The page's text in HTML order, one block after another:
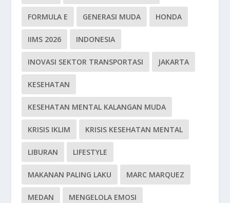
FORMULA E GENERASI MUDA HONDA
IIMS 2026 INDONESIA
INOVASI SEKTOR TRANSPORTASI JAKARTA
KESEHATAN
KESEHATAN MENTAL KALANGAN MUDA
KRISIS IKLIM KRISIS KESEHATAN MENTAL
LIBURAN LIFESTYLE
MAKANAN PALING LAKU MARC MARQUEZ
MEDAN MENGELOLA EMOSI